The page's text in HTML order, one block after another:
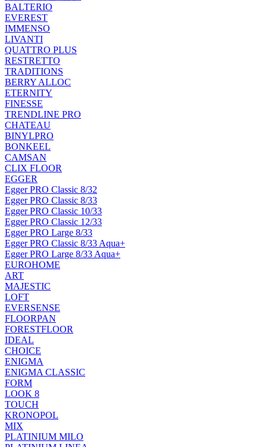
BALTERIO
EVEREST
IMMENSO
LIVANTI
QUATTRO PLUS
RESTRETTO
TRADITIONS
BERRY ALLOC
ETERNITY
FINESSE
TRENDLINE PRO
CHATEAU
BINYLPRO
BONKEEL
CAMSAN
CLIX FLOOR
EGGER
Egger PRO Classic 8/32
Egger PRO Classic 8/33
Egger PRO Classic 10/33
Egger PRO Classic 12/33
Egger PRO Large 8/33
Egger PRO Classic 8/33 Aqua+
Egger PRO Large 8/33 Aqua+
EUROHOME
ART
MAJESTIC
LOFT
EVERSENSE
FLOORPAN
FORESTFLOOR
IDEAL
CHOICE
ENIGMA
ENIGMA CLASSIC
FORM
LOOK 8
TOUCH
KRONOPOL
MIX
PLATINIUM MILO